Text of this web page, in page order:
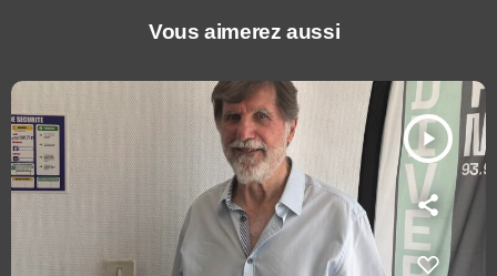
Vous aimerez aussi
play_arrow